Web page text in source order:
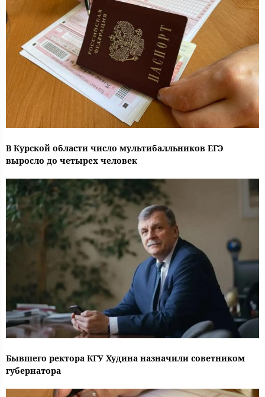
В Курской области число мультибалльников ЕГЭ
выросло до четырех человек
Бывшего ректора КГУ Худина назначили советником
губернатора